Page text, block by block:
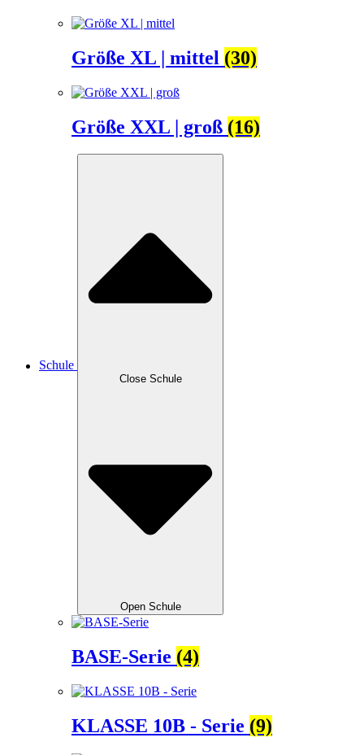
Größe XL | mittel (30)
Größe XXL | groß (16)
Schule
Close Schule
Open Schule
BASE-Serie (4)
KLASSE 10B - Serie (9)